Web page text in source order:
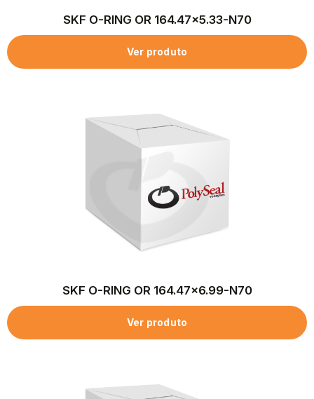
SKF O-RING OR 164.47×5.33-N70
Ver produto
SKF O-RING OR 164.47×6.99-N70
Ver produto